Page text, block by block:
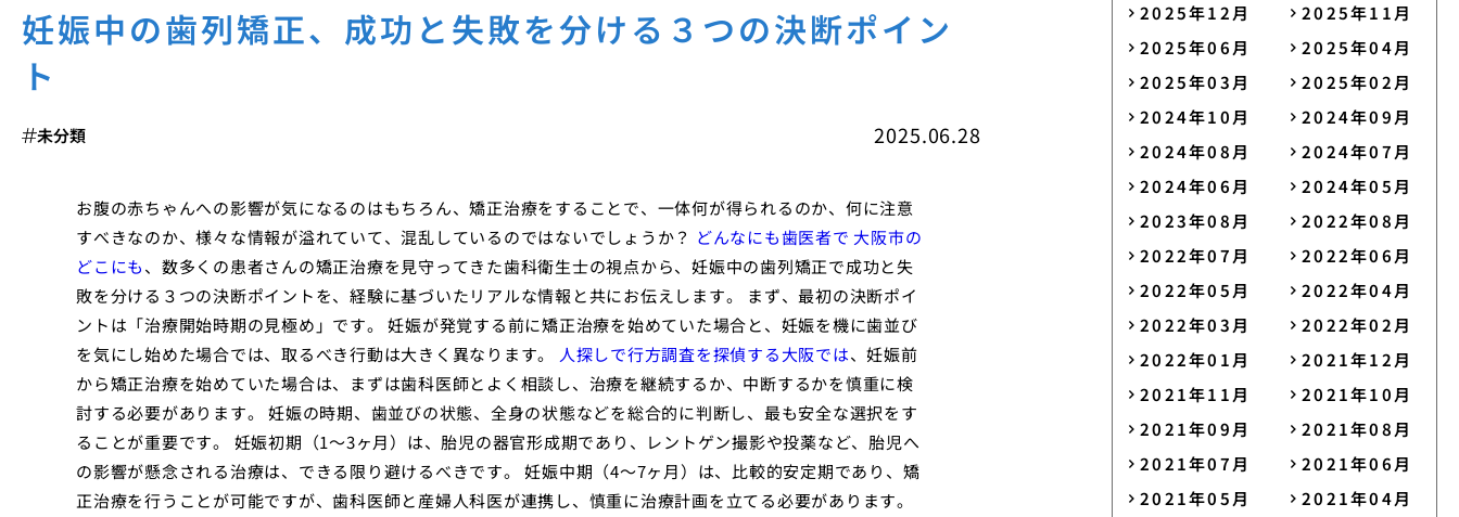
妊娠中の歯列矯正、成功と失敗を分ける３つの決断ポイン
ト
2025.06.28
未分類
お腹の赤ちゃんへの影響が気になるのはもちろん、矯正治療をすることで、一体何が得られるのか、何に注意
すべきなのか、様々な情報が溢れていて、混乱しているのではないでしょうか？ どんなにも歯医者で 大阪市の
どこにも、数多くの患者さんの矯正治療を見守ってきた歯科衛生士の視点から、妊娠中の歯列矯正で成功と失
敗を分ける３つの決断ポイントを、経験に基づいたリアルな情報と共にお伝えします。 まず、最初の決断ポイ
ントは「治療開始時期の見極め」です。 妊娠が発覚する前に矯正治療を始めていた場合と、妊娠を機に歯並び
を気にし始めた場合では、取るべき行動は大きく異なります。
人探しで行方調査を探偵する大阪では、妊娠前
から矯正治療を始めていた場合は、まずは歯科医師とよく相談し、治療を継続するか、中断するかを慎重に検
討する必要があります。 妊娠の時期、歯並びの状態、全身の状態などを総合的に判断し、最も安全な選択をす
ることが重要です。 妊娠初期（1〜3ヶ月）は、胎児の器官形成期であり、レントゲン撮影や投薬など、胎児へ
の影響が懸念される治療は、できる限り避けるべきです。 妊娠中期（4〜7ヶ月）は、比較的安定期であり、矯
正治療を行うことが可能ですが、歯科医師と産婦人科医が連携し、慎重に治療計画を立てる必要があります。
2025年12月
2025年11月
2025年06月
2025年04月
2025年03月
2025年02月
2024年10月
2024年09月
2024年08月
2024年07月
2024年06月
2024年05月
2023年08月
2022年08月
2022年07月
2022年06月
2022年05月
2022年04月
2022年03月
2022年02月
2022年01月
2021年12月
2021年11月
2021年10月
2021年09月
2021年08月
2021年07月
2021年06月
2021年05月
2021年04月